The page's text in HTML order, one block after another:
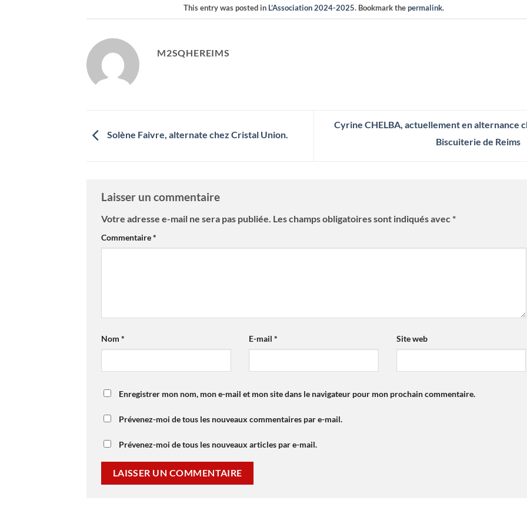
This entry was posted in L’Association 2024-2025. Bookmark thepermalink.
M2SQHEREIMS
Solène Faivre, alternate chez Cristal Union.
Cyrine CHELBA, actuellement en alternance
Biscuiterie de Reims
Laisser un commentaire
Votre adresse e-mail ne sera pas publiée. Les champs obligatoires sont indiqués avec*
Commentaire*
Nom * E-mail * Site web
Enregistrer mon nom, mon e-mail et mon site dans le navigateur pour mon prochain commentaire.
Prévenez-moi de tous les nouveaux commentaires par e-mail.
Prévenez-moi de tous les nouveaux articles par e-mail.